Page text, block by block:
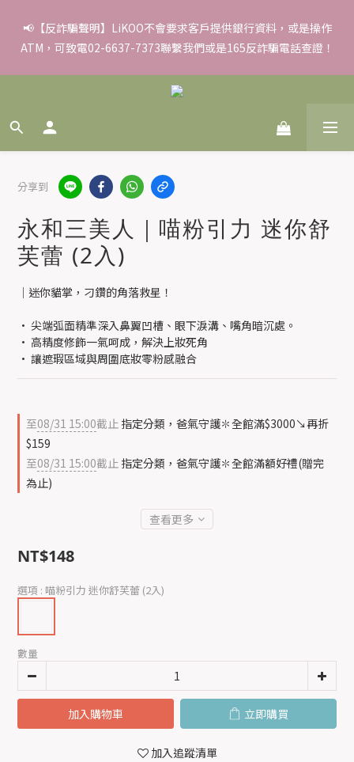
✨滿額好禮 ➊滿９９９贈▸彈力保濕面膜/盒 ➋滿１８８８贈▸蒸氣
熱敷眼罩/盒 ❸滿３３８８贈▸積雪草柔敏舒緩水凝霜EX/瓶
📢【反詐騙聲明】LiKOO不會要求客戶提供銀行資料，或是操作
ATM，可致電02-6637-7373聯繫我們或是165反詐騙電話查證！
✨滿額好禮 ➊滿９９９贈▸彈力保濕面膜/盒 ➋滿１８８８贈▸蒸氣
熱敷眼罩/盒 ❸滿３３８８贈▸積雪草柔敏舒緩水凝霜EX/瓶
分享到
永和三美人｜喵粉引力 迷你舒
芙蕾 (2入)
│迷你貓掌，刁鑽的角落救星！
• 尖端弧面精準深入鼻翼凹槽、眼下淚溝、嘴角暗沉處。
• 高精度修飾一氣呵成，解決上妝死角
• 讓遮瑕區域與周圍底妝零粉感融合
至08/31 15:00截止 指定分類，爸氣守護✽全館滿$3000↘再折
$159
至08/31 15:00截止 指定分類，爸氣守護✽全館滿額好禮(贈完
為止)
查看更多
NT$148
選項 : 喵粉引力 迷你舒芙蕾 (2入)
數量
加入購物車 立即購買
加入追蹤清單